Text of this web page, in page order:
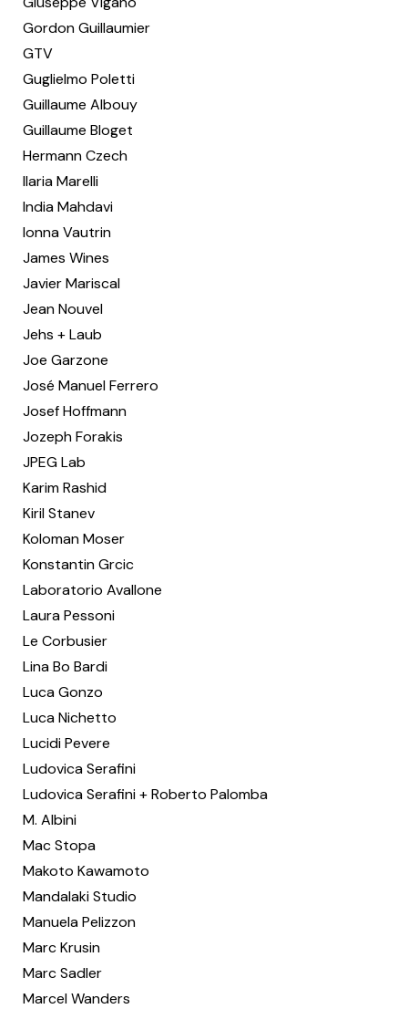
Gordon Guillaumier
GTV
Guglielmo Poletti
Guillaume Albouy
Guillaume Bloget
Hermann Czech
Ilaria Marelli
India Mahdavi
Ionna Vautrin
James Wines
Javier Mariscal
Jean Nouvel
Jehs + Laub
Joe Garzone
José Manuel Ferrero
Josef Hoffmann
Jozeph Forakis
JPEG Lab
Karim Rashid
Kiril Stanev
Koloman Moser
Konstantin Grcic
Laboratorio Avallone
Laura Pessoni
Le Corbusier
Lina Bo Bardi
Luca Gonzo
Luca Nichetto
Lucidi Pevere
Ludovica Serafini
Ludovica Serafini + Roberto Palomba
M. Albini
Mac Stopa
Makoto Kawamoto
Mandalaki Studio
Manuela Pelizzon
Marc Krusin
Marc Sadler
Marcel Wanders